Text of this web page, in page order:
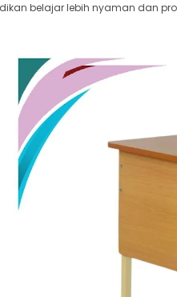
belajar lebih nyaman dan